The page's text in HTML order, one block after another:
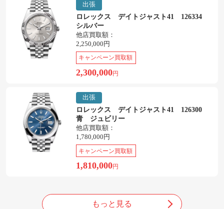
出張
ロレックス デイトジャスト41 126334
シルバー
他店買取額：
2,250,000円
キャンペーン買取額
2,300,000円
出張
ロレックス デイトジャスト41 126300
青 ジュビリー
他店買取額：
1,780,000円
キャンペーン買取額
1,810,000円
もっと見る